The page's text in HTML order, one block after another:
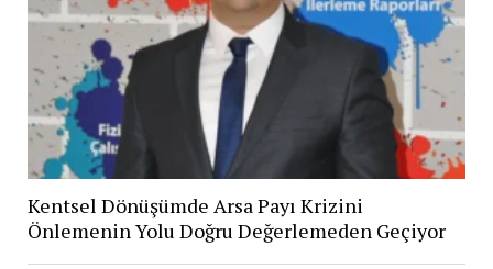
Kentsel Dönüşümde Arsa Payı Krizini
Önlemenin Yolu Doğru Değerlemeden Geçiyor